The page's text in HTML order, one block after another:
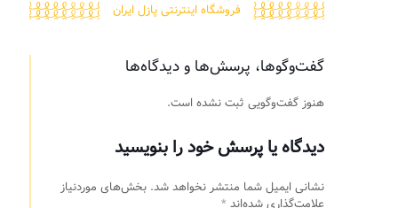
فروشگاه اینترنتی پازل ایران
گفت‌وگوها، پرسش‌ها و دیدگاه‌ها
هنوز گفت‌وگویی ثبت نشده است.
دیدگاه یا پرسش خود را بنویسید
نشانی ایمیل شما منتشر نخواهد شد. بخش‌های موردنیاز
علامت‌گذاری شده‌اند *